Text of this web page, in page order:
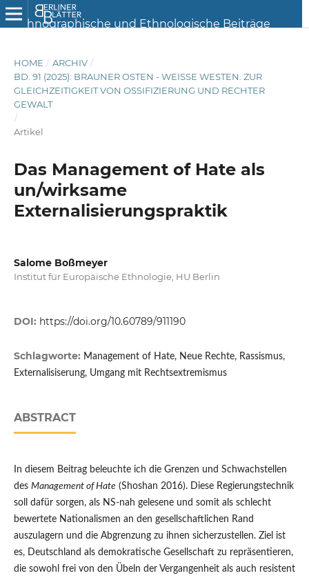
HOME / ARCHIV /
BD. 91 (2025): BRAUNER OSTEN - WEISSE WESTEN. ZUR G
LEICHZEITIGKEIT VON OSSIFIZIERUNG UND RECHTER G
EWALT
/
Artikel
Das Management of Hate als
un/wirksame
Externalisierungspraktik
Salome Boßmeyer
Institut für Europäische Ethnologie, HU Berlin
DOI: https://doi.org/10.60789/911190
Schlagworte: Management of Hate, Neue Rechte, Rassismus,
Externalisiserung, Umgang mit Rechtsextremismus
ABSTRACT
In diesem Beitrag beleuchte ich die Grenzen und Schwachstellen
des Management of Hate (Shoshan 2016). Diese Regierungstechnik
soll dafür sorgen, als NS-nah gelesene und somit als schlecht
bewertete Nationalismen an den gesellschaftlichen Rand
auszulagern und die Abgrenzung zu ihnen sicherzustellen. Ziel ist
es, Deutschland als demokratische Gesellschaft zu repräsentieren,
die sowohl frei von den Übeln der Vergangenheit als auch resistent